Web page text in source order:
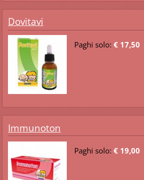
Dovitavi
Paghi solo: € 17,50
Immunoton
Paghi solo: € 19,00